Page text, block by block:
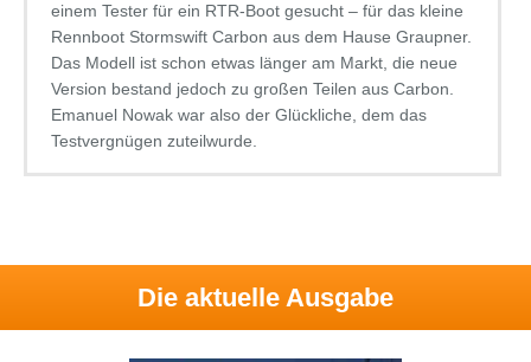
einem Tester für ein RTR-Boot gesucht – für das kleine
Rennboot Stormswift Carbon aus dem Hause Graupner.
Das Modell ist schon etwas länger am Markt, die neue
Version bestand jedoch zu großen Teilen aus Carbon.
Emanuel Nowak war also der Glückliche, dem das
Testvergnügen zuteilwurde.
Die aktuelle Ausgabe